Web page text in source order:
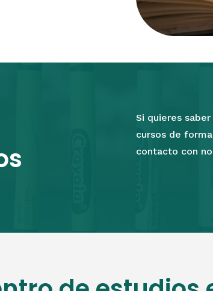
Si quieres
cursos de
contacto con